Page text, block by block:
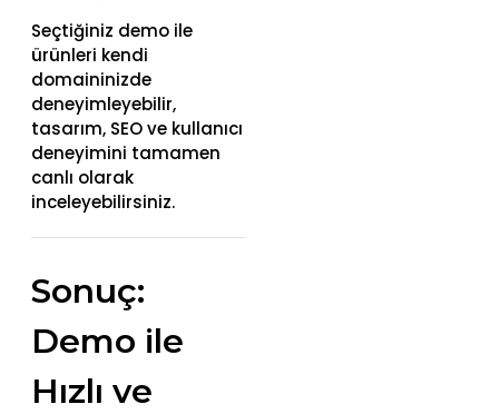
Seçtiğiniz demo ile
ürünleri kendi
domaininizde
deneyimleyebilir,
tasarım, SEO ve kullanıcı
deneyimini tamamen
canlı olarak
inceleyebilirsiniz.
Sonuç:
Demo ile
Hızlı ve